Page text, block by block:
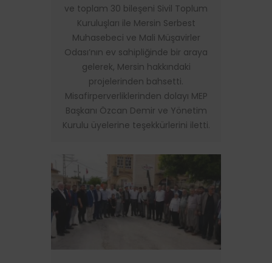
ve toplam 30 bileşeni Sivil Toplum
Kuruluşları ile Mersin Serbest
Muhasebeci ve Mali Müşavirler
Odası’nın ev sahipliğinde bir araya
gelerek, Mersin hakkındaki
projelerinden bahsetti.
Misafirperverliklerinden dolayı MEP
Başkanı Özcan Demir ve Yönetim
Kurulu üyelerine teşekkürlerini iletti.